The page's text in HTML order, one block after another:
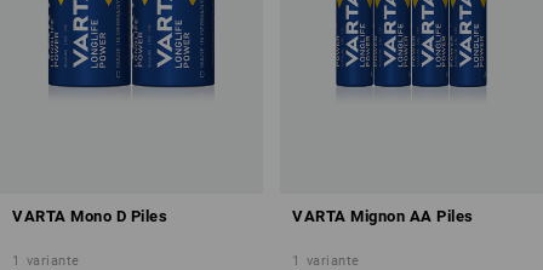
VARTA Mono D Piles
1 variante
VARTA Mignon AA Piles
1 variante